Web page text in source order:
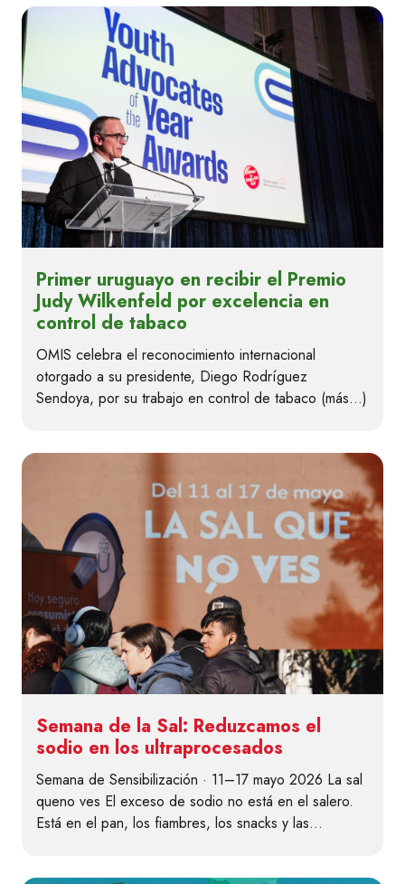
Primer uruguayo en recibir el Premio
Judy Wilkenfeld por excelencia en
control de tabaco
OMIS celebra el reconocimiento internacional
otorgado a su presidente, Diego Rodríguez
Sendoya, por su trabajo en control de tabaco (más…)
Semana de la Sal: Reduzcamos el
sodio en los ultraprocesados
Semana de Sensibilización · 11–17 mayo 2026 La sal
queno ves El exceso de sodio no está en el salero.
Está en el pan, los fiambres, los snacks y las…